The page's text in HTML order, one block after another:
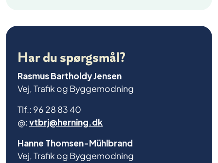
Har du spørgsmål?
Rasmus Bartholdy Jensen
Vej, Trafik og Byggemodning
Tlf.: 96 28 83 40
@:vtbrj@herning.dk
Hanne Thomsen-Mühlbrand
Vej, Trafik og Byggemodning